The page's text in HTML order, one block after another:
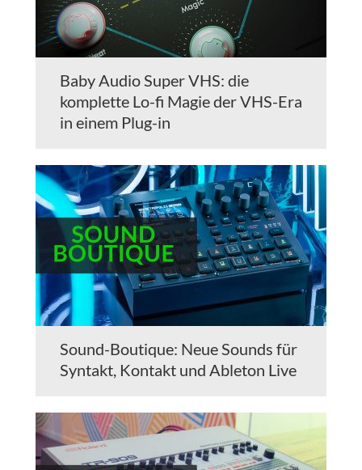
Baby Audio Super VHS: die
komplette Lo-fi Magie der VHS-Era
in einem Plug-in
Sound-Boutique: Neue Sounds für
Syntakt, Kontakt und Ableton Live